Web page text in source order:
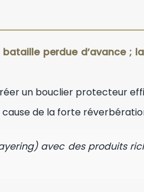
perdue d’avance
un bouclier protecteur
de la forte
avec des produits